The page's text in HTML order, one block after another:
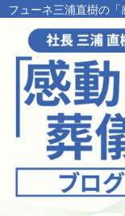
フューネ三浦直樹の